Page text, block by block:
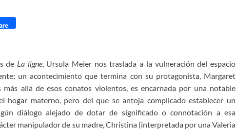
de La ligne, Ursula Meier nos traslada a la vulneración del espacio
un acontecimiento que termina con su protagonista, Margaret
allá de esos conatos violentos, es encarnada por una notable
hogar materno, pero del que se antoja complicado establecer un
diálogo alejado de dotar de significado o connotación a esa
manipulador de su madre, Christina (interpretada por una Valeria